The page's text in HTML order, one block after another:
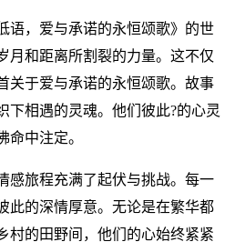
语，爱与承诺的永恒颂歌》的世
月和距离所割裂的力量。这不仅
关于爱与承诺的永恒颂歌。故事
下相遇的灵魂。他们彼此?的心灵
命中注定。
感旅程充满了起伏与挑战。每一
此的深情厚意。无论是在繁华都
村的田野间，他们的心始终紧紧